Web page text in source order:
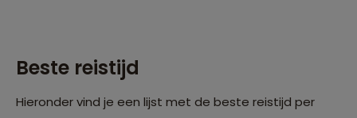
Beste reistijd
Hieronder vind je een lijst met de beste reistijd per